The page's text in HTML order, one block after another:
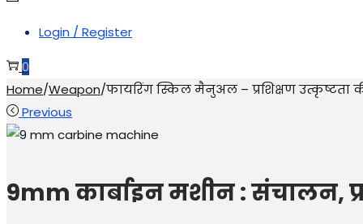
Login / Register
0
Home/Weapon/फायरिंग स्किल मैनुअल – प्रशिक्षण उत्कृष्टता
Previous
9mm कार्बाइन मशीन : संचालन,